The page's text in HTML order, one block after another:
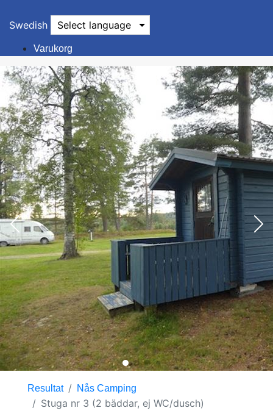
Swedish Select language
Varukorg
Resultat Nås Camping
Stuga nr 3 (2 bäddar, ej WC/dusch)